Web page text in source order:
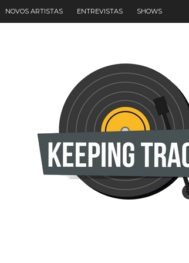
NOVOS ARTISTAS ENTREVISTAS SHOWS